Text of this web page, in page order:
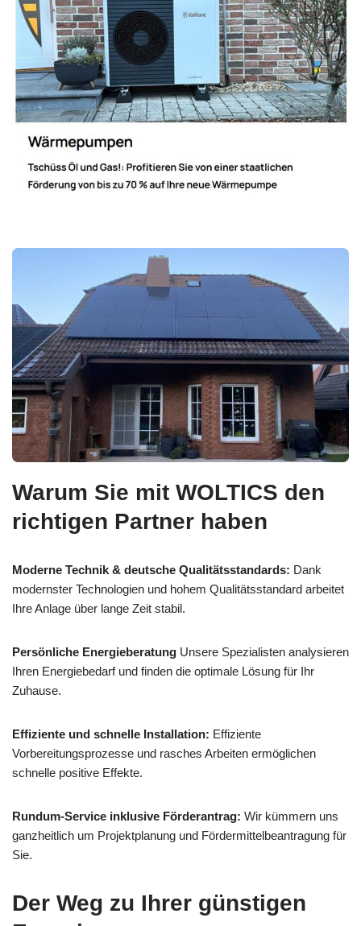
Warum Sie mit WOLTICS den
richtigen Partner haben
Moderne Technik & deutsche Qualitätsstandards: Dank
modernster Technologien und hohem Qualitätsstandard arbeitet
Ihre Anlage über lange Zeit stabil.
Persönliche Energieberatung Unsere Spezialisten analysieren
Ihren Energiebedarf und finden die optimale Lösung für Ihr
Zuhause.
Effiziente und schnelle Installation: Effiziente
Vorbereitungsprozesse und rasches Arbeiten ermöglichen
schnelle positive Effekte.
Rundum-Service inklusive Förderantrag: Wir kümmern uns
ganzheitlich um Projektplanung und Fördermittelbeantragung für
Sie.
Der Weg zu Ihrer günstigen